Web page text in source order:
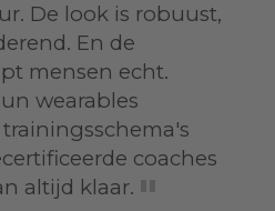
De look is robuust,
En de
mensen echt.
wearables
coaches
altijd klaar.